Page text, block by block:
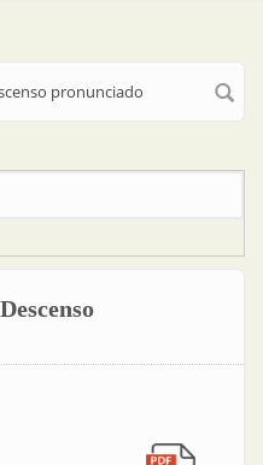
pronunciado